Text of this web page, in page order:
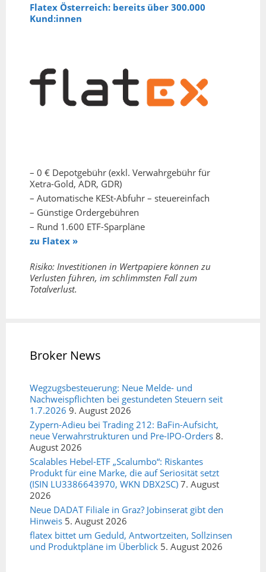
Flatex Österreich: bereits über 300.000
Kund:innen
– 0 € Depotgebühr (exkl. Verwahrgebühr für
Xetra-Gold, ADR, GDR)
– Automatische KESt-Abfuhr – steuereinfach
– Günstige Ordergebühren
– Rund 1.600 ETF-Sparpläne
zu Flatex »
Risiko: Investitionen in Wertpapiere können zu
Verlusten führen, im schlimmsten Fall zum
Totalverlust.
Broker News
Wegzugsbesteuerung: Neue Melde- und
Nachweispflichten bei gestundeten Steuern seit
1.7.2026 9. August 2026
Zypern-Adieu bei Trading 212: BaFin-Aufsicht,
neue Verwahrstrukturen und Pre-IPO-Orders 8.
August 2026
Scalables Hebel-ETF „Scalumbo“: Riskantes
Produkt für eine Marke, die auf Seriosität setzt
(ISIN LU3386643970, WKN DBX2SC) 7. August
2026
Neue DADAT Filiale in Graz? Jobinserat gibt den
Hinweis 5. August 2026
flatex bittet um Geduld, Antwortzeiten, Sollzinsen
und Produktpläne im Überblick 5. August 2026